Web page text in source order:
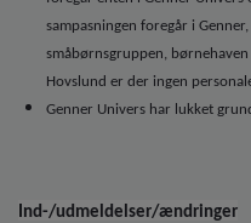
sampasningen foregår i
småbørnsgruppen, børnehaven
Hovslund er der ingen
Genner Univers har lukket
Ind-/udmeldelser/ændringer